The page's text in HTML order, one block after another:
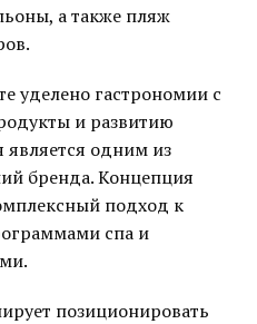
а также пляж
уделено гастрономии с
и развитию
является одним из
бренда. Концепция
подход к
спа и
позиционировать